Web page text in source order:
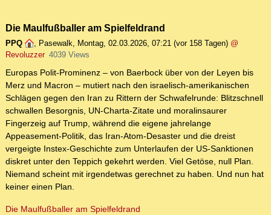
Die Maulfußballer am Spielfeldrand
PPQ , Pasewalk, Montag, 02.03.2026, 07:21 (vor 158 Tagen) @
Revoluzzer 4039 Views
Europas Polit-Prominenz – von Baerbock über von der Leyen bis
Merz und Macron – mutiert nach den israelisch-amerikanischen
Schlägen gegen den Iran zu Rittern der Schwafelrunde: Blitzschnell
schwallen Besorgnis, UN-Charta-Zitate und moralinsaurer
Fingerzeig auf Trump, während die eigene jahrelange
Appeasement-Politik, das Iran-Atom-Desaster und die dreist
vergeigte Instex-Geschichte zum Unterlaufen der US-Sanktionen
diskret unter den Teppich gekehrt werden. Viel Getöse, null Plan.
Niemand scheint mit irgendetwas gerechnet zu haben. Und nun hat
keiner einen Plan.
Die Maulfußballer am Spielfeldrand